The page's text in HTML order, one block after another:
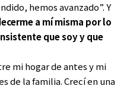
hemos avanzado”. Y
a mí misma por lo
que soy y que
mi hogar de antes y mi
de la familia. Crecí en una